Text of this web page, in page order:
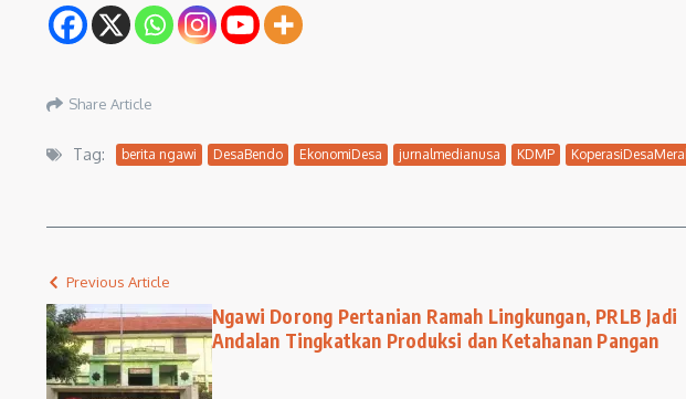
Share Article
Tag: berita ngawi DesaBendo EkonomiDesa jurnalmedianusa KDMP
Previous Article
Ngawi Dorong Pertanian Ramah Lingkungan, PRLB Jadi
Andalan Tingkatkan Produksi dan Ketahanan Pangan